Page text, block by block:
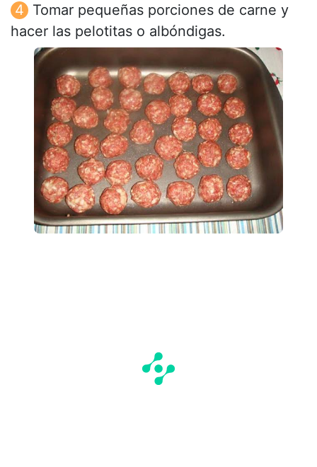
Tomar pequeñas porciones de carne y
hacer las pelotitas o albóndigas.